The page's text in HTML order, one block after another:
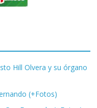
Hill Olvera y su órgano
(+Fotos)